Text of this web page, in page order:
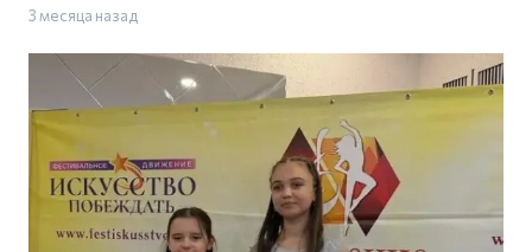
3 месяца назад